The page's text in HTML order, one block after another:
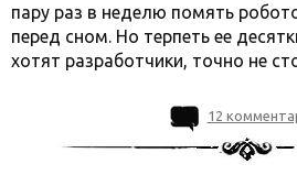
пару раз в неделю помять
перед сном. Но терпеть ее
хотят разработчики, точно не
12